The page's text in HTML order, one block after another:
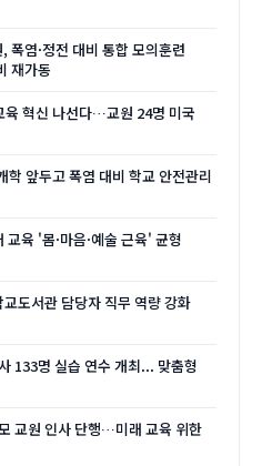
폭염·정전 대비 통합 모의훈련
재가동
육 혁신 나선다…교원 24명 미국
학 앞두고 폭염 대비 학교 안전관리
육 '몸·마음·예술 근육' 균형
도서관 담당자 직무 역량 강화
133명 실습 연수 개최... 맞춤형
교원 인사 단행…미래 교육 위한